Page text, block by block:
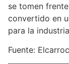
se tomen
convertido en
para la
Fuente: